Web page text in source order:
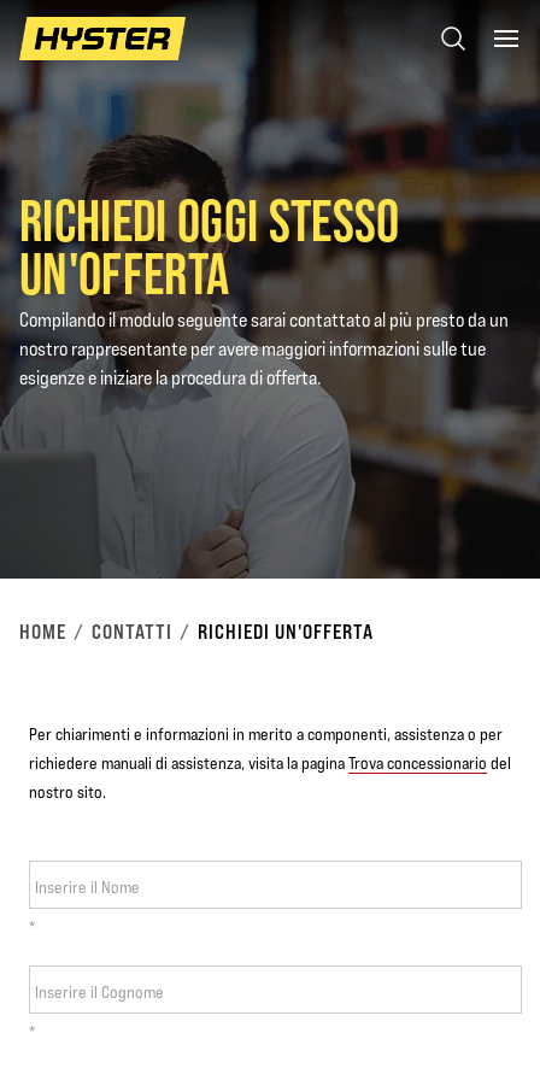
RICHIEDI OGGI STESSO
UN'OFFERTA
Compilando il modulo seguente sarai contattato al più presto da un
nostro rappresentante per avere maggiori informazioni sulle tue
esigenze e iniziare la procedura di offerta.
HOME CONTATTI RICHIEDI UN'OFFERTA
Per chiarimenti e informazioni in merito a componenti, assistenza o per
richiedere manuali di assistenza, visita la paginaTrova concessionario del
nostro sito.
Inserire il Nome
*
Inserire il Cognome
*